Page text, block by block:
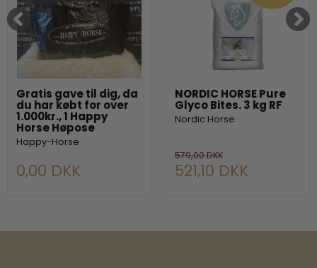
Gratis gave til dig, da
du har købt for over
1.000kr., 1 Happy
Horse Høpose
Happy-Horse
0,00 DKK
NORDIC HORSE Pure
Glyco Bites. 3 kg RF
Nordic Horse
579,00 DKK
521,10 DKK